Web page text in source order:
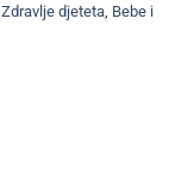
Zdravlje djeteta Bebe i